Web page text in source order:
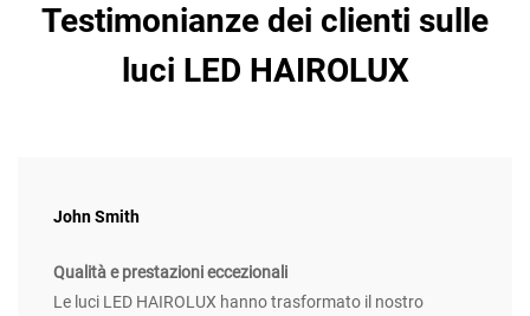
Testimonianze dei clienti sulle
luci LED HAIROLUX
John Smith
Qualità e prestazioni eccezionali
Le luci LED HAIROLUX hanno trasformato il nostro